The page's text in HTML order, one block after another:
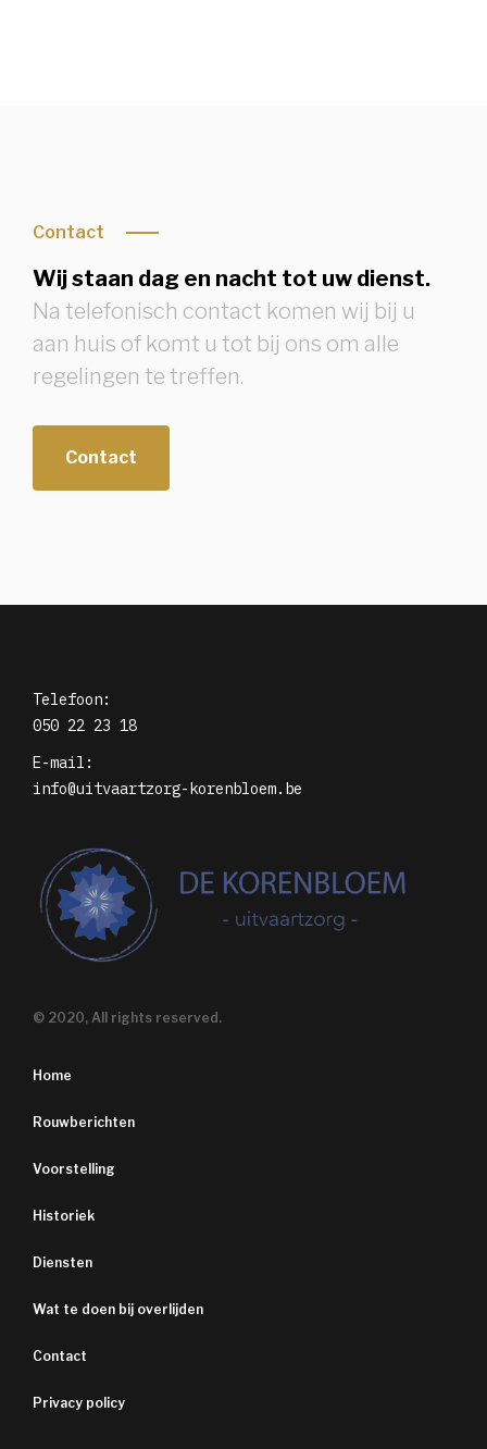
Contact
Wij staan dag en nacht tot uw dienst.
Na telefonisch contact komen wij bij u
aan huis of komt u tot bij ons om alle
regelingen te treffen.
Contact
Telefoon:
050 22 23 18
E-mail:
info@uitvaartzorg-korenbloem.be
© 2020, All rights reserved.
Home
Rouwberichten
Voorstelling
Historiek
Diensten
Wat te doen bij overlijden
Contact
Privacy policy